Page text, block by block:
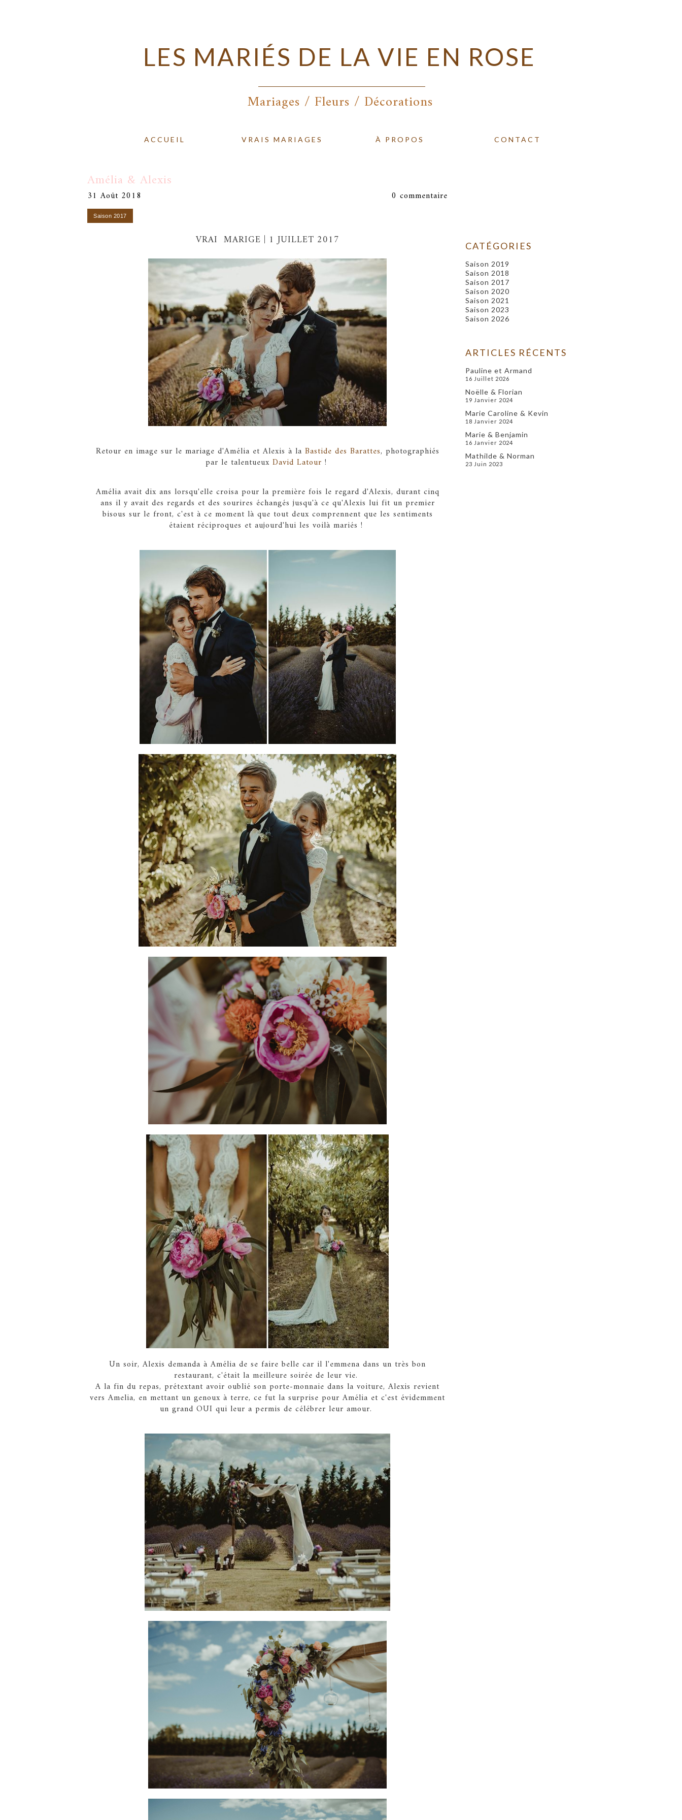
LES MARIÉS DE LA VIE EN ROSE
Mariages / Fleurs / Décorations
ACCUEIL VRAIS MARIAGES À PROPOS CONTACT
Amélia & Alexis
31 Août 2018 0 commentaire
VRAI MARIGE | 1 JUILLET 2017
Retour en image sur le mariage d'Amélia et Alexis à la Bastide des Barattes, photographiés
par le talentueux David Latour !
Amélia avait dix ans lorsqu'elle croisa pour la première fois le regard d'Alexis, durant cinq
ans il y avait des regards et des sourires échangés jusqu'à ce qu'Alexis lui fit un premier
bisous sur le front, c'est à ce moment là que tout deux comprennent que les sentiments
étaient réciproques et aujourd'hui les voilà mariés !
Un soir, Alexis demanda à Amélia de se faire belle car il l'emmena dans un très bon
restaurant, c'était la meilleure soirée de leur vie.
A la fin du repas, prétextant avoir oublié son porte-monnaie dans la voiture, Alexis revient
vers Amelia, en mettant un genoux à terre, ce fut la surprise pour Amélia et c'est évidemment
un grand OUI qui leur a permis de célébrer leur amour.
CATÉGORIES
Saison 2019
Saison 2018
Saison 2017
Saison 2020
Saison 2021
Saison 2023
Saison 2026
ARTICLES RÉCENTS
Pauline et Armand
16 Juillet 2026
Noëlle & Florian
19 Janvier 2024
Marie Caroline & Kevin
18 Janvier 2024
Marie & Benjamin
16 Janvier 2024
Mathilde & Norman
23 Juin 2023